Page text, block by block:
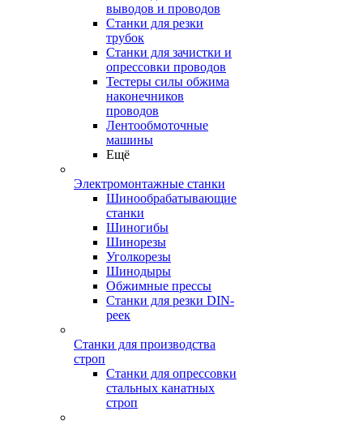
выводов и проводов
Станки для резки
трубок
Станки для зачистки и
опрессовки проводов
Тестеры силы обжима
наконечников
проводов
Лентообмоточные
машины
Ещё
Электромонтажные станки
Шинообрабатывающие
станки
Шиногибы
Шинорезы
Уголкорезы
Шинодыры
Обжимные прессы
Станки для резки DIN-
реек
Станки для производства
строп
Станки для опрессовки
стальных канатных
строп